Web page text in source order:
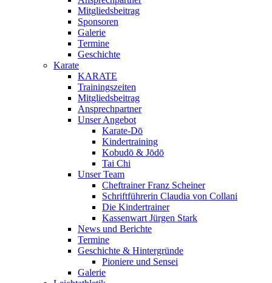
Mitgliedsbeitrag
Sponsoren
Galerie
Termine
Geschichte
Karate
KARATE
Trainingszeiten
Mitgliedsbeitrag
Ansprechpartner
Unser Angebot
Karate-Dō
Kindertraining
Kobudō & Jōdō
Tai Chi
Unser Team
Cheftrainer Franz Scheiner
Schriftführerin Claudia von Collani
Die Kindertrainer
Kassenwart Jürgen Stark
News und Berichte
Termine
Geschichte & Hintergründe
Pioniere und Sensei
Galerie